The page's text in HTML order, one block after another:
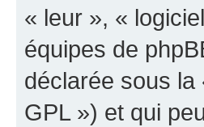
« leur », «
équipes de
déclarée sous la
GPL ») et qui